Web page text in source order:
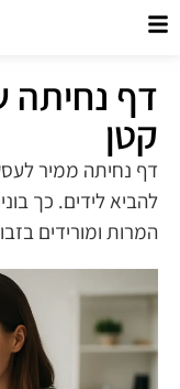
דף נחיתה
קטן
דף נחיתה ממיר
להביא לידים. כך
המרות ומורידים